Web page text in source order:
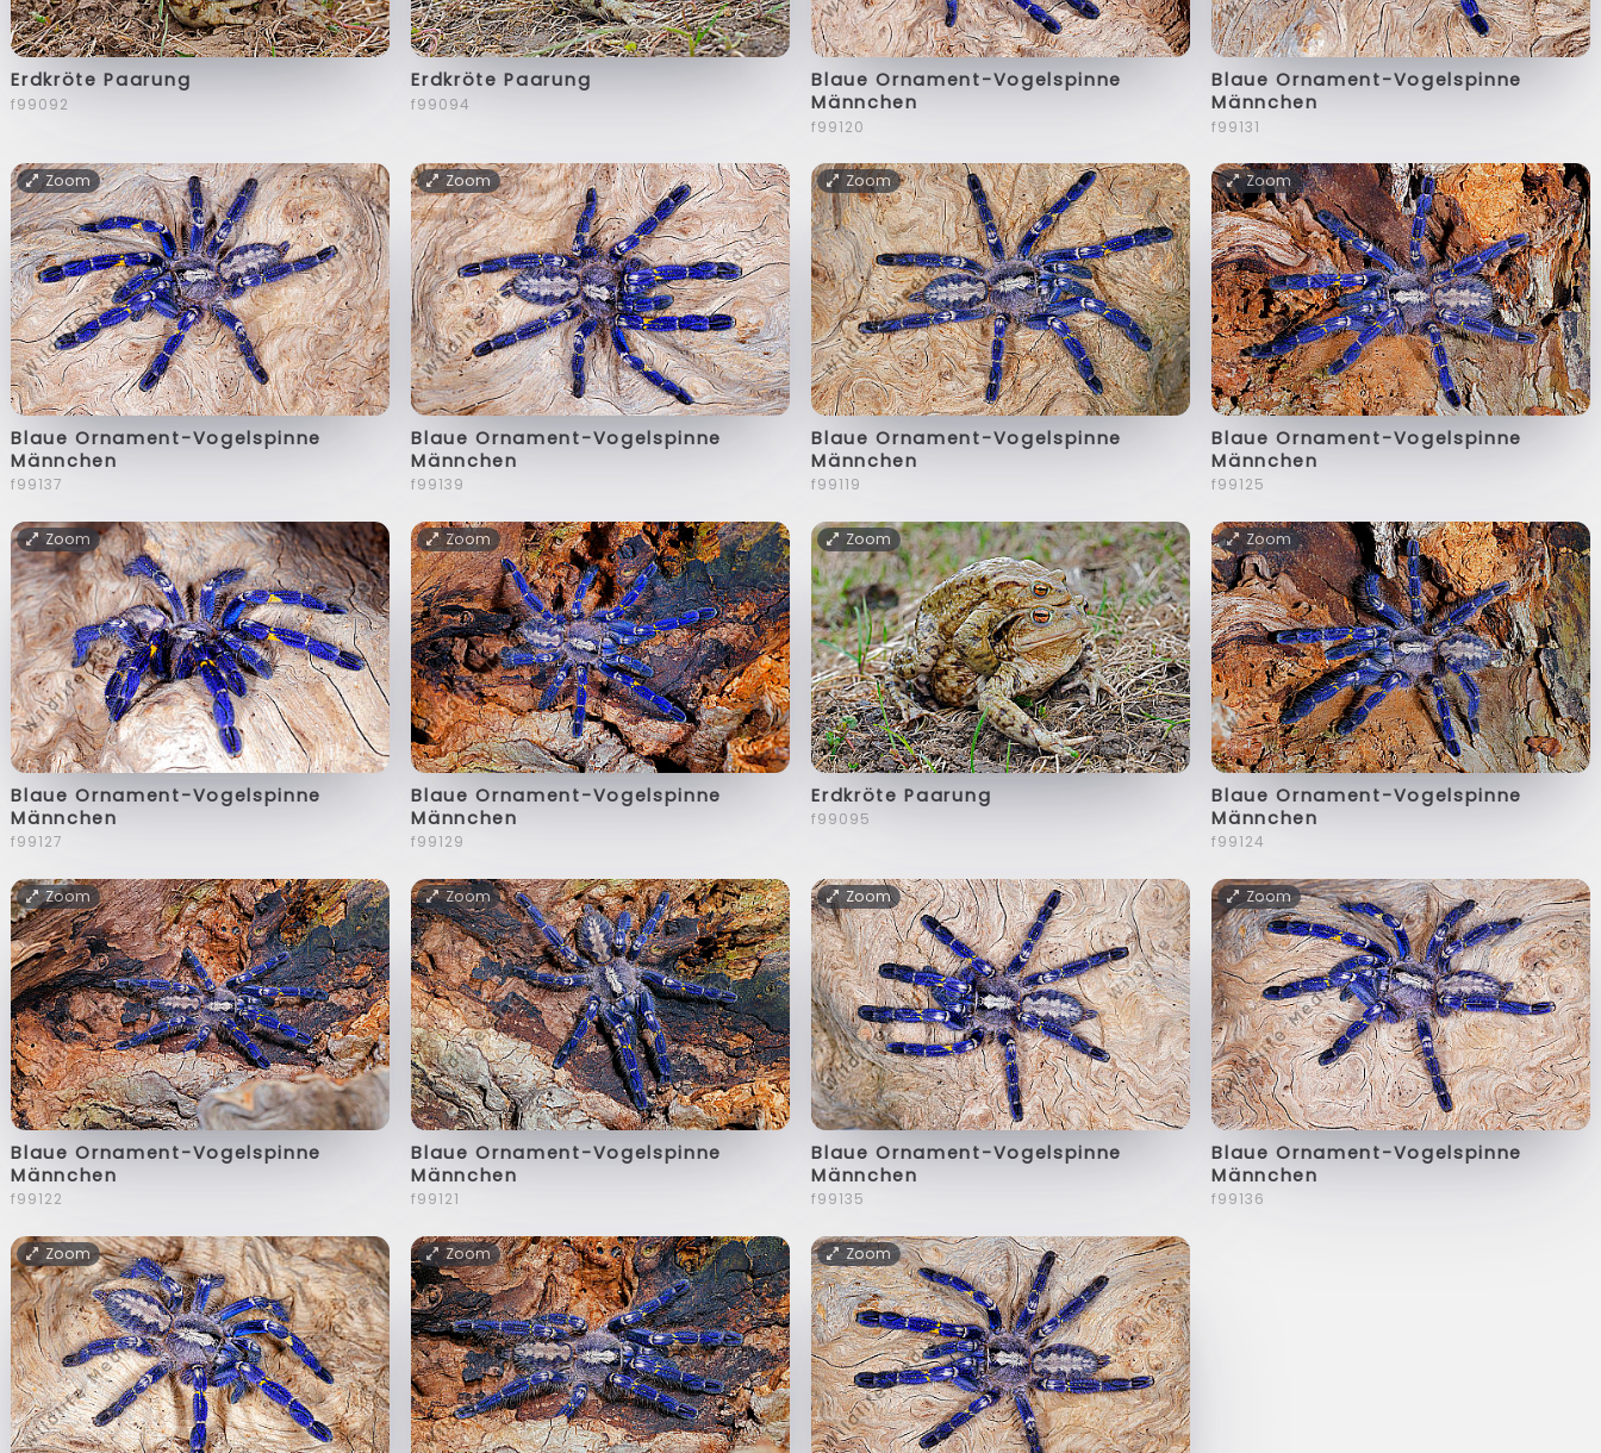
Erdkröte Paarung
f99092
Erdkröte Paarung
f99094
Blaue Ornament-Vogelspinne
Männchen
f99120
Blaue Ornament-Vogelspinne
Männchen
f99131
Zoom
Blaue Ornament-Vogelspinne
Männchen
f99137
Zoom
Blaue Ornament-Vogelspinne
Männchen
f99139
Zoom
Blaue Ornament-Vogelspinne
Männchen
f99119
Zoom
Blaue Ornament-Vogelspinne
Männchen
f99125
Zoom
Blaue Ornament-Vogelspinne
Männchen
f99127
Zoom
Blaue Ornament-Vogelspinne
Männchen
f99129
Zoom
Erdkröte Paarung
f99095
Zoom
Blaue Ornament-Vogelspinne
Männchen
f99124
Zoom
Blaue Ornament-Vogelspinne
Männchen
f99122
Zoom
Blaue Ornament-Vogelspinne
Männchen
f99121
Zoom
Blaue Ornament-Vogelspinne
Männchen
f99135
Zoom
Blaue Ornament-Vogelspinne
Männchen
f99136
Zoom Zoom Zoom